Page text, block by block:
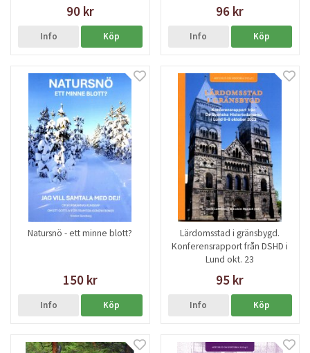
90 kr
Info Köp
96 kr
Info Köp
Natursnö - ett minne blott?
150 kr
Info Köp
Lärdomsstad i gränsbygd.
Konferensrapport från DSHD i
Lund okt. 23
95 kr
Info Köp